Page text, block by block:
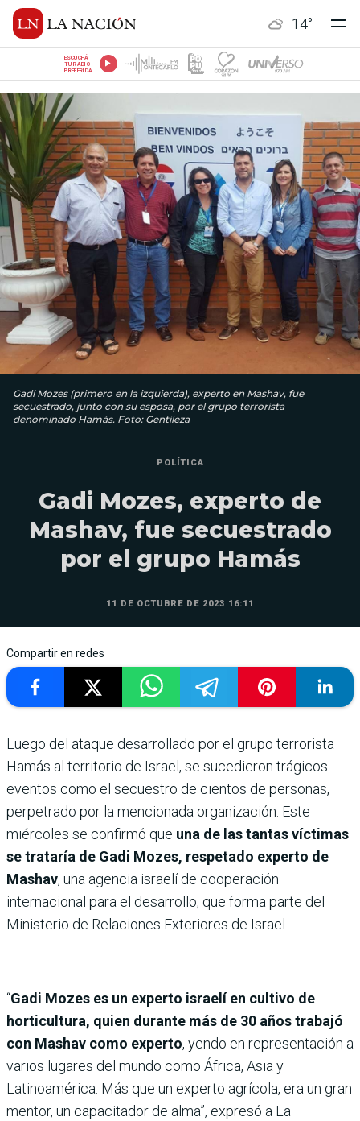
14°
ESCUCHÁ
TU RADIO
PREFERIDA
Gadi Mozes (primero en la izquierda), experto en Mashav, fue
secuestrado, junto con su esposa, por el grupo terrorista
denominado Hamás. Foto: Gentileza
POLÍTICA
Gadi Mozes, experto de
Mashav, fue secuestrado
por el grupo Hamás
11 DE OCTUBRE DE 2023 16:11
Compartir en redes
Luego del ataque desarrollado por el grupo terrorista
Hamás al territorio de Israel, se sucedieron trágicos
eventos como el secuestro de cientos de personas,
perpetrado por la mencionada organización. Este
miércoles se confirmó que una de las tantas víctimas
se trataría de Gadi Mozes, respetado experto de
Mashav, una agencia israelí de cooperación
internacional para el desarrollo, que forma parte del
Ministerio de Relaciones Exteriores de Israel.
“Gadi Mozes es un experto israelí en cultivo de
horticultura, quien durante más de 30 años trabajó
con Mashav como experto, yendo en representación a
varios lugares del mundo como África, Asia y
Latinoamérica. Más que un experto agrícola, era un gran
mentor, un capacitador de alma”, expresó a La